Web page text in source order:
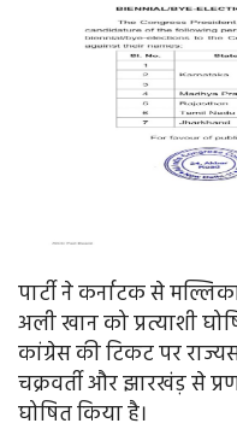
पार्टी ने कर्नाटक से
अली खान को प्रत्याशी
कांग्रेस की टिकट पर
चक्रवर्ती और झारखंड़ से
घोषित किया है।